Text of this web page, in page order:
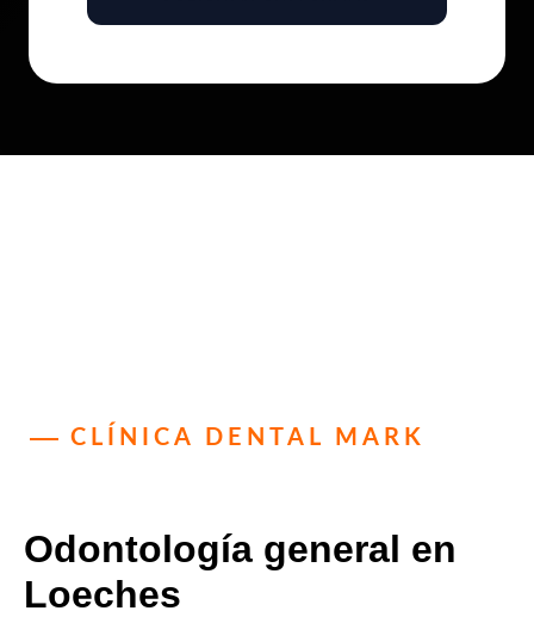
CLÍNICA DENTAL MARK
Odontología general en
Loeches